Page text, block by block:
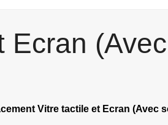
Ecran
Vitre tactile et Ecran (Avec